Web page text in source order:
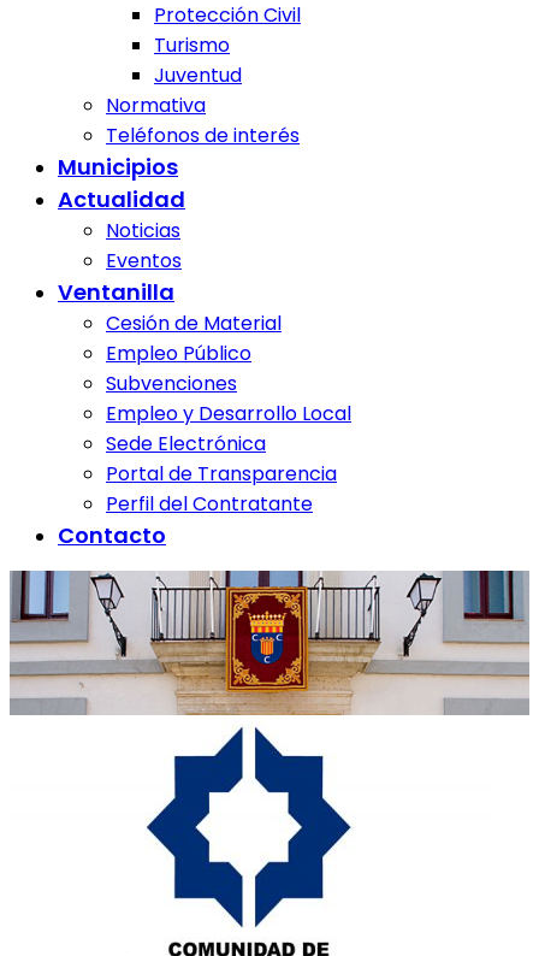
Protección Civil
Turismo
Juventud
Normativa
Teléfonos de interés
Municipios
Actualidad
Noticias
Eventos
Ventanilla
Cesión de Material
Empleo Público
Subvenciones
Empleo y Desarrollo Local
Sede Electrónica
Portal de Transparencia
Perfil del Contratante
Contacto